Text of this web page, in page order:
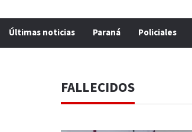
Últimas noticias Paraná Policiales
FALLECIDOS